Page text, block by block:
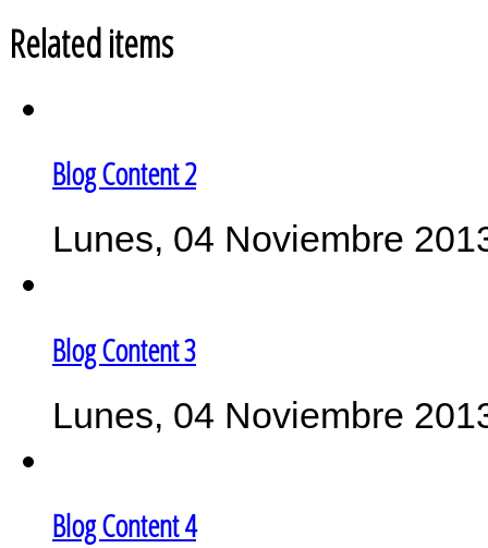
Related items
Blog Content 2
Lunes, 04 Noviembre
Blog Content 3
Lunes, 04 Noviembre
Blog Content 4